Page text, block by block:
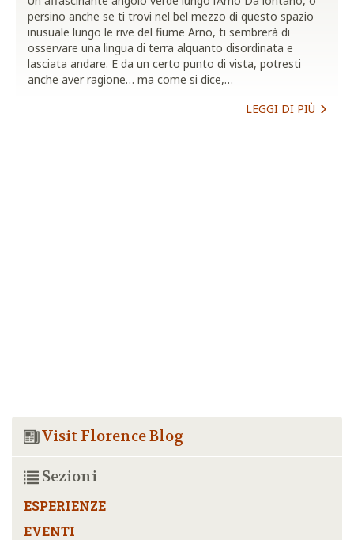
persino anche se ti trovi nel bel mezzo di questo spazio
inusuale lungo le rive del fiume Arno, ti sembrerà di
osservare una lingua di terra alquanto disordinata e
lasciata andare. E da un certo punto di vista, potresti
anche aver ragione… ma come si dice,…
LEGGI DI PIÙ
Visit Florence Blog
Sezioni
ESPERIENZE
EVENTI